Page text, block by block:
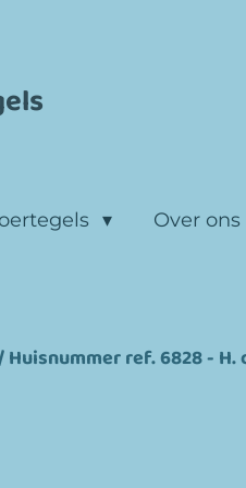
Over ons
Huisnummer ref. 6828 - H.